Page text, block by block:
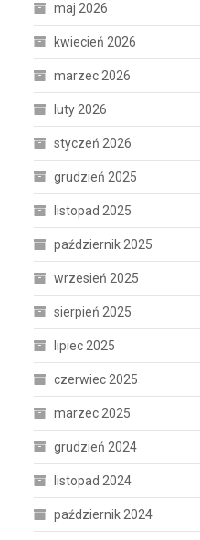
maj 2026
kwiecień 2026
marzec 2026
luty 2026
styczeń 2026
grudzień 2025
listopad 2025
październik 2025
wrzesień 2025
sierpień 2025
lipiec 2025
czerwiec 2025
marzec 2025
grudzień 2024
listopad 2024
październik 2024